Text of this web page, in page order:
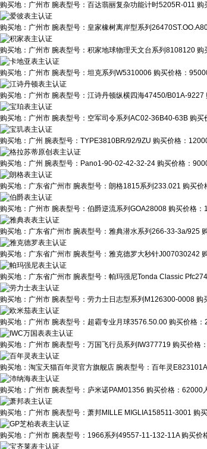
购买地： 广州市 腕表型号： 百达翡丽复杂功能计时5205R-011 购
购买地： 广州市 腕表型号： 皇家橡树离岸型系列
购买地： 广州市 腕表型号： 积家地球物理天文台系列8108120 购
购买地： 广州市 腕表型号： 坦克系列W5310006 购买价格：
购买地： 广州市 腕表型号： 江诗丹顿纵横四海47450/B01A-9227
购买地： 广州市 腕表型号： 空军司令系列AC02-36B40-63B 购买
购买地： 广州 腕表型号： TYPE3810BR/92/9ZU 购买价格：
购买地： 广州 腕表型号： Pano1-90-02-42-32-24 购买价格：
购买地： 广东省广州市 腕表型号： 朗格1815系列233.021 购买价
购买地： 广州市 腕表型号： 伯爵逆流系列GOA28008 购买价格：
购买地： 广东省广州市 腕表型号： 雅典潜水系列266-33-3a/925
购买地： 广东省广州市 腕表型号： 雅克德罗大秒针J007030242
购买地： 广东省广州市 腕表型号： 帕玛强尼Tonda Classic
购买地： 广州市 腕表型号： 劳力士日志型系列M126300-0008 购
购买地： 广州市 腕表型号： 超霸专业月球3576.50.00 购买价格：
购买地： 广州市 腕表型号： 万国飞行员系列IW377719 购买价格：
购买地： 淘宝天猫百年灵官方旗舰店 腕表型号： 百年灵
购买地： 广州市 腕表型号： 庐米诺PAM01356 购买价格： 62000
购买地： 广州市 腕表型号： 萧邦MILLE MIGLIA158511-3001 购
购买地： 广州市 腕表型号： 1966系列49557-11-132-11A 购买价